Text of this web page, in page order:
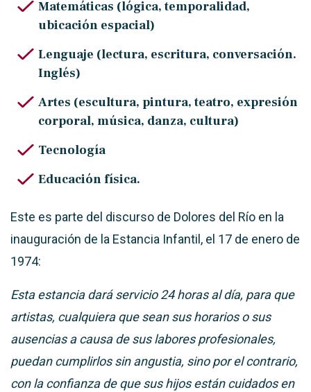
Matemáticas (lógica, temporalidad,
ubicación espacial)
Lenguaje (lectura, escritura, conversación.
Inglés)
Artes (escultura, pintura, teatro, expresión
corporal, música, danza, cultura)
Tecnología
Educación física.
Este es parte del discurso de Dolores del Río en la
inauguración de la Estancia Infantil, el 17 de enero de
1974:
Esta estancia dará servicio 24 horas al día, para que
artistas, cualquiera que sean sus horarios o sus
ausencias a causa de sus labores profesionales,
puedan cumplirlos sin angustia, sino por el contrario,
con la confianza de que sus hijos están cuidados en